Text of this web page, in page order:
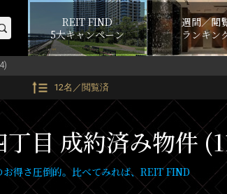
REIT FIND
5大キャンペーン
週間／閲
ランキン
12名／閲覧済
丁目 成約済み物件
得さ圧倒的。比べてみれば、REIT FIND